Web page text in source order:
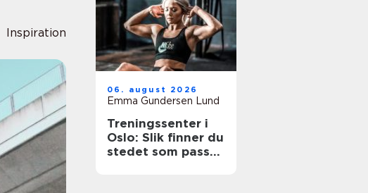
Inspiration
06. august 2026
Emma Gundersen Lund
Treningssenter i
Oslo: Slik finner du
stedet som passer